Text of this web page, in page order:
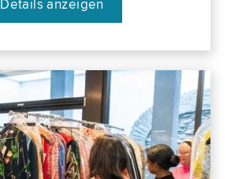
Details anzeigen